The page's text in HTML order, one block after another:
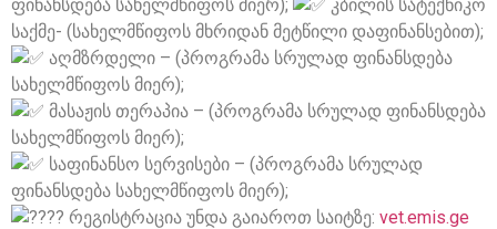
ფინანსდება სახელმწიფოს მიერ);
კბილის სატექნიკო
საქმე- (სახელმწიფოს მხრიდან მეტწილი დაფინანსებით);
აღმზრდელი – (პროგრამა სრულად ფინანსდება
სახელმწიფოს მიერ);
მასაჟის თერაპია – (პროგრამა სრულად ფინანსდება
სახელმწიფოს მიერ);
საფინანსო სერვისები – (პროგრამა სრულად
ფინანსდება სახელმწიფოს მიერ);
რეგისტრაცია უნდა გაიაროთ საიტზე: vet.emis.ge